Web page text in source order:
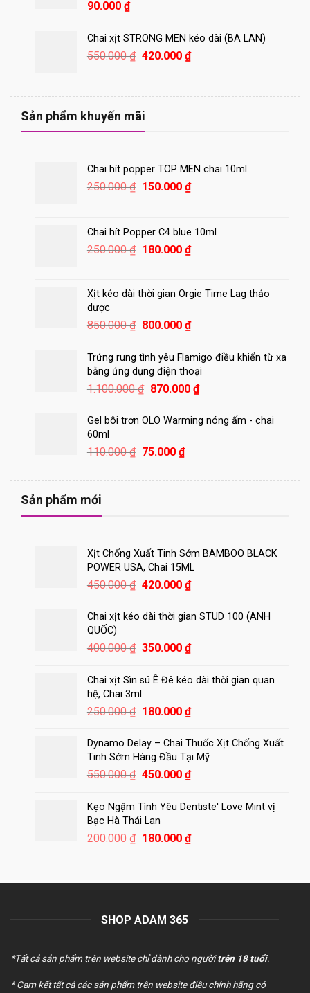
90.000 ₫
Chai xịt STRONG MEN kéo dài (BA LAN)
550.000₫ Giá
550.000 ₫.
420.000 ₫Giá
là:
Sản phẩm khuyến mãi
Chai hít popper TOP MEN chai 10ml.
250.000₫ Giá
250.000 ₫.
150.000 ₫Giá
là:
150.000 ₫.
Chai hít Popper C4 blue 10ml
250.000₫ Giá
250.000 ₫.
180.000 ₫Giá
là:
Xịt kéo dài thời gian Orgie Time Lag thảo
dược
850.000₫ Giá
là:
850.000 ₫.
800.000 ₫Giá
tại
là:
800.000 ₫.
Trứng rung tình yêu Flamigo điều khiển từ xa
bằng ứng dụng điện thoại
1.100.000₫ Giá
là:
870.000 ₫Giá
tại
Gel bôi trơn OLO Warming nóng ấm - chai
60ml
110.000₫ Giá
là:
75.000 ₫Giá
tại
Sản phẩm mới
Xịt Chống Xuất Tinh Sớm BAMBOO BLACK
POWER USA, Chai 15ML
450.000₫ Giá
là:
420.000 ₫Giá
tại
420.000 ₫.
Chai xịt kéo dài thời gian STUD 100 (ANH
QUỐC)
400.000₫ Giá
là:
400.000 ₫.
350.000 ₫Giá
tại
350.000 ₫.
Chai xịt Sìn sú Ê Đê kéo dài thời gian quan
hệ, Chai 3ml
250.000₫ Giá
là:
250.000 ₫.
180.000 ₫Giá
tại
là:
180.000 ₫.
Dynamo Delay – Chai Thuốc Xịt Chống Xuất
Tinh Sớm Hàng Đầu Tại Mỹ
550.000₫ Giá
là:
550.000 ₫.
450.000 ₫Giá
tại
450.000 ₫.
Kẹo Ngậm Tình Yêu Dentiste' Love Mint vị
Bạc Hà Thái Lan
200.000₫ Giá
200.000 ₫.
180.000 ₫Giá
là:
SHOP ADAM 365
*Tất cả sản phẩm trên website chỉ dành cho ngườitrên 18 tuổi.
* Cam kết tất cả các sản phẩm trên website điều chính hãng có